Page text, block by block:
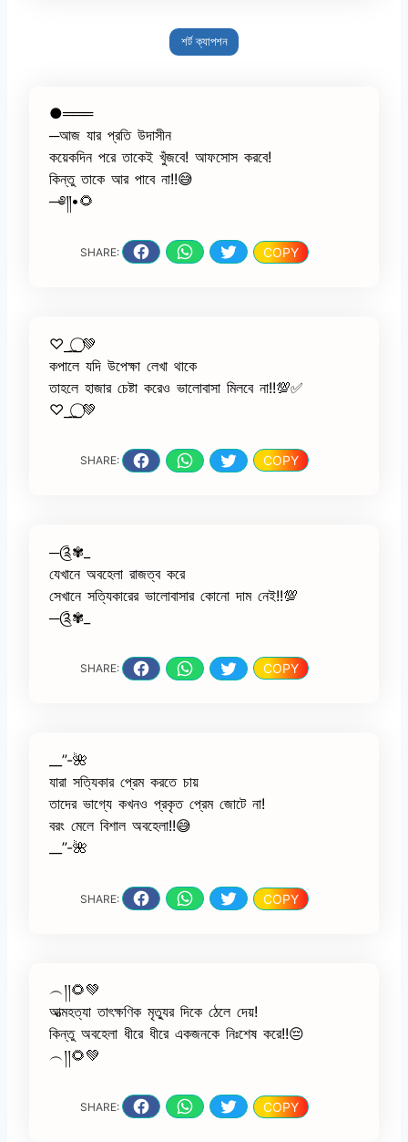
শর্ট ক্যাপশন
●═══
─আজ যার প্রতি উদাসীন
কয়েকদিন পরে তাকেই খুঁজবে! আফসোস করবে!
কিন্তু তাকে আর পাবে না!!😅
─༅༎•🌻
SHARE: COPY
♡︎⎯͢⎯⃝💚
কপালে যদি উপেক্ষা লেখা থাকে
তাহলে হাজার চেষ্টা করেও ভালোবাসা মিলবে না!!💯✅
♡︎⎯͢⎯⃝💚
SHARE: COPY
─༊✾_
যেখানে অবহেলা রাজত্ব করে
সেখানে সত্যিকারের ভালোবাসার কোনো দাম নেই!!💯
─༊✾_
SHARE: COPY
__”-🌺
যারা সত্যিকার প্রেম করতে চায়
তাদের ভাগ্যে কখনও প্রকৃত প্রেম জোটে না!
বরং মেলে বিশাল অবহেলা!!😅
__”-🌺
SHARE: COPY
︵།།🌻💚
আত্মহত্যা তাৎক্ষণিক মৃত্যুর দিকে ঠেলে দেয়!
কিন্তু অবহেলা ধীরে ধীরে একজনকে নিঃশেষ করে!!😔
︵།།🌻💚
SHARE: COPY